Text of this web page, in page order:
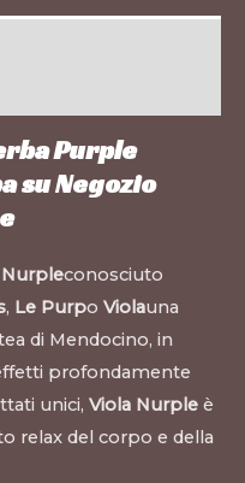
Purple
suNegozio
Nurpleconosciuto
, Le Purpo Violauna
di Mendocino, in
profondamente
unici, Viola Nurple è
relax del corpo e della